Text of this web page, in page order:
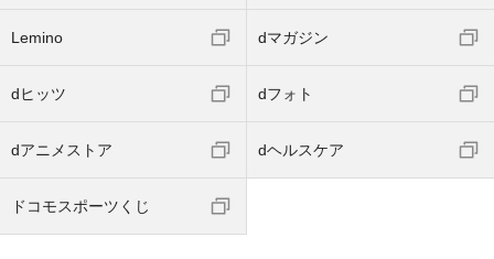
Lemino dマガジン
dヒッツ dフォト
dアニメストア dヘルスケア
ドコモスポーツくじ